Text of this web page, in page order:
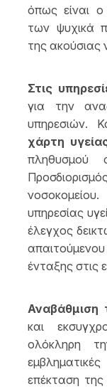
όπως είναι
των ψυχικά
της ακούσιας
Στις
για την
υπηρεσιών.
χάρτη
πληθυσμού
υπηρεσίας
έλεγχος
ένταξης στις
Αναβάθμιση
και
ολόκληρη
επέκταση της